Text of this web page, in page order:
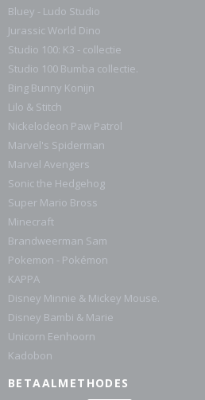
Bluey - Ludo Studio
Jurassic World Dino
Studio 100: K3 - collectie
Studio 100 Bumba collectie.
Bing Bunny Konijn
Lilo & Stitch
Nickelodeon Paw Patrol
Marvel's Spiderman
Marvel Avengers
Sonic the Hedgehog
Super Mario Bross
Minecraft
Brandweerman Sam
Pokemon - Pokémon
KAPPA
Disney Minnie & Mickey Mouse.
Disney Bambi & Marie
Unicorn Eenhoorn
Kadobon
BETAALMETHODES